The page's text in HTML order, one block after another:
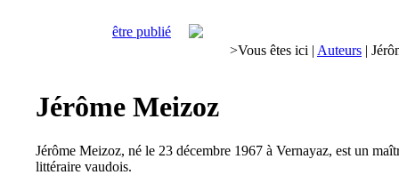
être publié
>Vous êtes ici | Auteurs |
Jérôme Meizoz
Jérôme Meizoz, né le 23 décembre 1967 à Vernayaz, est un
littéraire vaudois.